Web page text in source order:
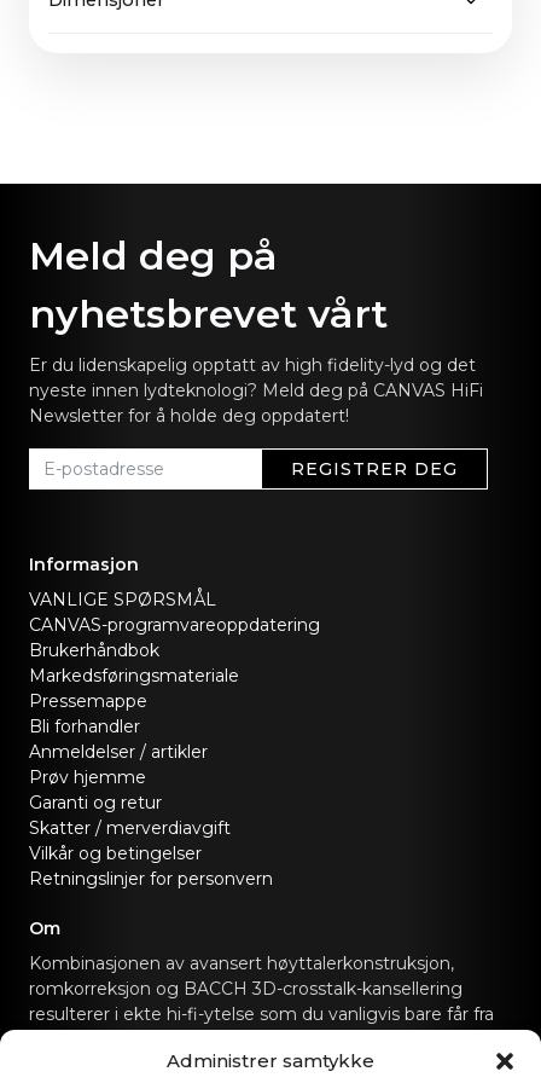
Administrer samtykke
være lett å støtte, på samme måte som CANVAS
Meld deg på
nyhetsbrevet vårt
Er du lidenskapelig opptatt av high fidelity-lyd og det
nyeste innen lydteknologi? Meld deg på CANVAS HiFi
Newsletter for å holde deg oppdatert!
REGISTRER DEG
Informasjon
VANLIGE SPØRSMÅL
CANVAS-programvareoppdatering
Brukerhåndbok
Markedsføringsmateriale
Pressemappe
Bli forhandler
Anmeldelser / artikler
Prøv hjemme
Garanti og retur
Skatter / merverdiavgift
Vilkår og betingelser
Retningslinjer for personvern
Om
Kombinasjonen av avansert høyttalerkonstruksjon,
romkorreksjon og BACCH 3D-crosstalk-kansellering
resulterer i ekte hi-fi-ytelse som du vanligvis bare får fra